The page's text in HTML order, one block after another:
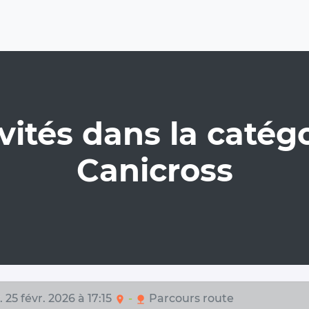
dans la
Canicross
25 févr. 2026 à 17:15 location_on - nature Parcours route